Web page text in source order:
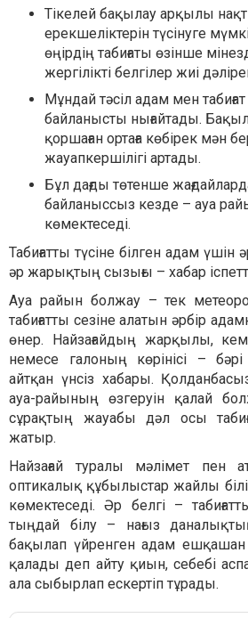
Тікелей бақылау арқылы
ерекшеліктерін түсінуге
өңірдің табиғаты өзінше
жергілікті белгілер жиі
Мұндай тәсіл адам мен
байланысты нығайтады.
қоршаған ортаға көбірек мән
жауапкершілігі артады.
Бұл дағды төтенше
байланыссыз кезде – ауа
көмектеседі.
Табиғатты түсіне білген адам үшін
әр жарықтың сызығы – хабар
Ауа райын болжау – тек
табиғатты сезіне алатын әрбір
өнер. Найзағайдың жарқылы,
немесе галоның көрінісі –
айтқан үнсіз хабары.
ауа-райының өзгеруін қалай
сұрақтың жауабы дәл осы
жатыр.
Найзағай туралы мәлімет пен
оптикалық құбылыстар жайлы
көмектеседі. Әр белгі –
тыңдай білу – нағыз даналықтың
бақылап үйренген адам
қалады деп айту қиын, себебі
ала сыбырлап ескертіп тұрады.